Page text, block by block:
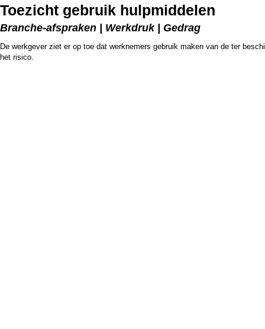
Toezicht gebruik hulpmiddelen
Branche-afspraken | Werkdruk | Gedrag
De werkgever ziet er op toe dat werknemers gebruik maken van de ter
het risico.